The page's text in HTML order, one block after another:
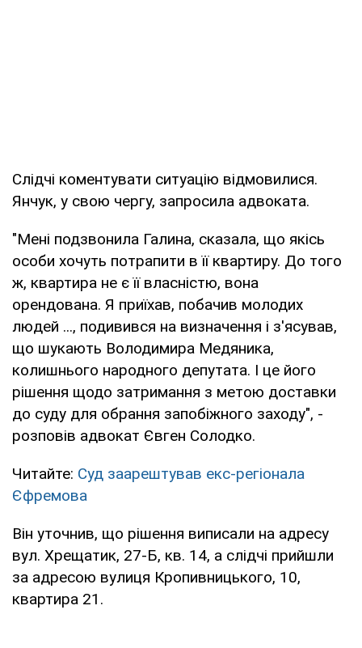
Слідчі коментувати ситуацію відмовилися.
Янчук, у свою чергу, запросила адвоката.
"Мені подзвонила Галина, сказала, що якісь
особи хочуть потрапити в її квартиру. До того
ж, квартира не є її власністю, вона
орендована. Я приїхав, побачив молодих
людей ..., подивився на визначення і з'ясував,
що шукають Володимира Медяника,
колишнього народного депутата. І це його
рішення щодо затримання з метою доставки
до суду для обрання запобіжного заходу", -
розповів адвокат Євген Солодко.
Читайте: Суд заарештував екс-регіонала
Єфремова
Він уточнив, що рішення виписали на адресу
вул. Хрещатик, 27-Б, кв. 14, а слідчі прийшли
за адресою вулиця Кропивницького, 10,
квартира 21.